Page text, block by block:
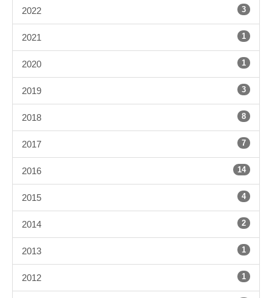
2022 3
2021 1
2020 1
2019 3
2018 8
2017 7
2016 14
2015 4
2014 2
2013 1
2012 1